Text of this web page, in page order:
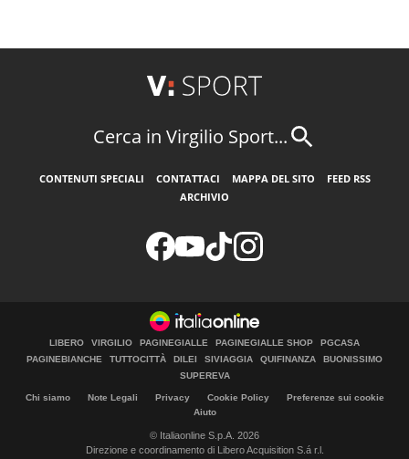
Cerca in Virgilio Sport...
CONTENUTI SPECIALI CONTATTACI MAPPA DEL SITO
FEED RSS
ARCHIVIO
LIBERO VIRGILIO PAGINEGIALLE PAGINEGIALLE SHOP
PGCASA
PAGINEBIANCHE
TUTTOCITTÀ DILEI SIVIAGGIA QUIFINANZA
BUONISSIMO
SUPEREVA
Chi siamo Note Legali Privacy Cookie Policy
Preferenze sui cookie
Aiuto
© Italiaonline S.p.A. 2026
Direzione e coordinamento di Libero Acquisition S.á r.l.